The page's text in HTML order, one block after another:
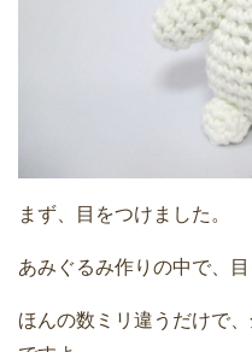
まず、目をつけました。
あみぐるみ作りの中で、
ほんの数ミリ違うだけで